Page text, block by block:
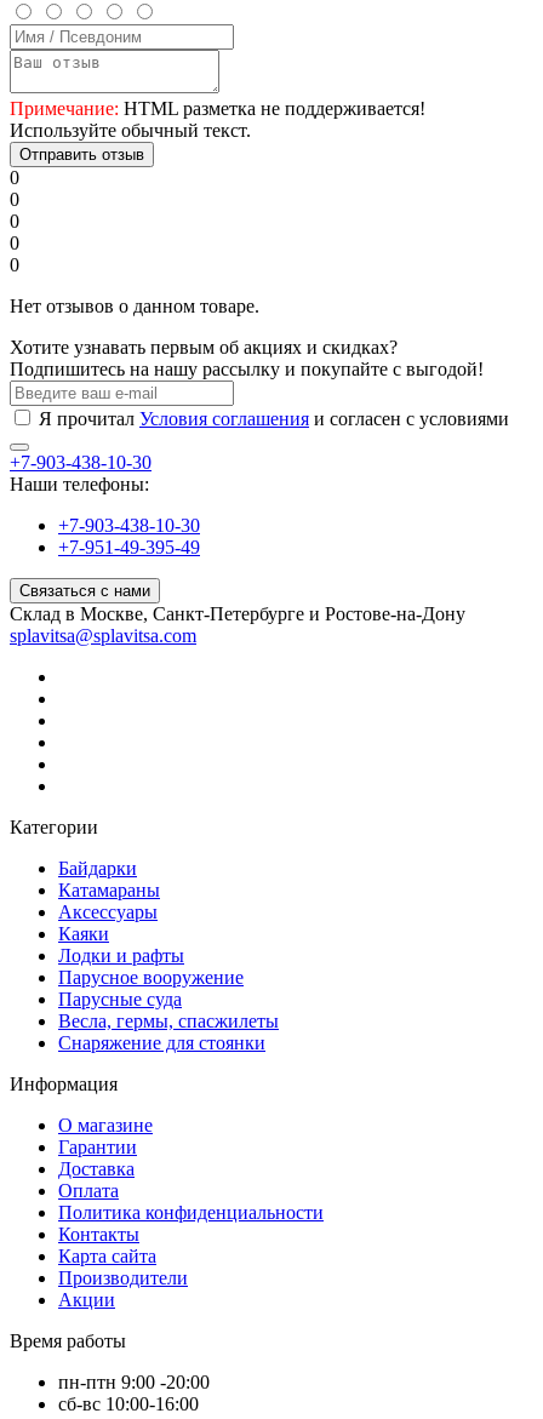
Примечание: HTML разметка не поддерживается!
Используйте обычный текст.
Отправить отзыв
0
0
0
0
0
Нет отзывов о данном товаре.
Хотите узнавать первым об акциях и скидках?
Подпишитесь на нашу рассылку и покупайте с выгодой!
Я прочитал Условия соглашения и согласен с условиями
+7-903-438-10-30
Наши телефоны:
+7-903-438-10-30
+7-951-49-395-49
Связаться с нами
Склад в Москве, Санкт-Петербурге и Ростове-на-Дону
splavitsa@splavitsa.com
Категории
Байдарки
Катамараны
Аксессуары
Каяки
Лодки и рафты
Парусное вооружение
Парусные суда
Весла, гермы, спасжилеты
Снаряжение для стоянки
Информация
О магазине
Гарантии
Доставка
Оплата
Политика конфиденциальности
Контакты
Карта сайта
Производители
Акции
Время работы
пн-птн 9:00 -20:00
сб-вс 10:00-16:00